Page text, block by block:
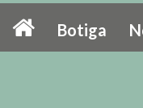
Botiga